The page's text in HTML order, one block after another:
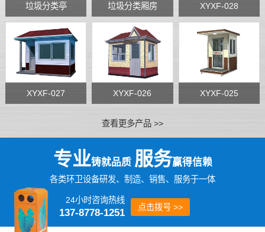
垃圾分类亭 垃圾分类厢房 XYXF-028
XYXF-027 XYXF-026 XYXF-025
查看更多产品 >>
专业铸就品质 服务赢得信赖
各类环卫设备研发、制造、销售、服务于一体
24小时咨询热线
137-8778-1251 点击拨号 >>